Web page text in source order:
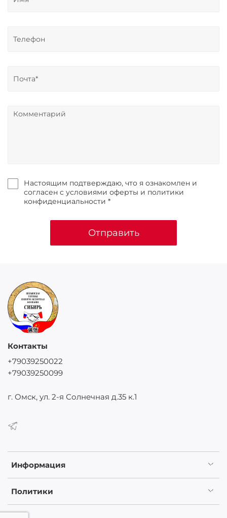
Настоящим подтверждаю, что я ознакомлен и
согласен с условиями оферты и политики
конфиденциальности *
Отправить
Информация
Политики
Контакты
+79039250022
+79039250099
г. Омск, ул. 2-я Солнечная д.35 к.1